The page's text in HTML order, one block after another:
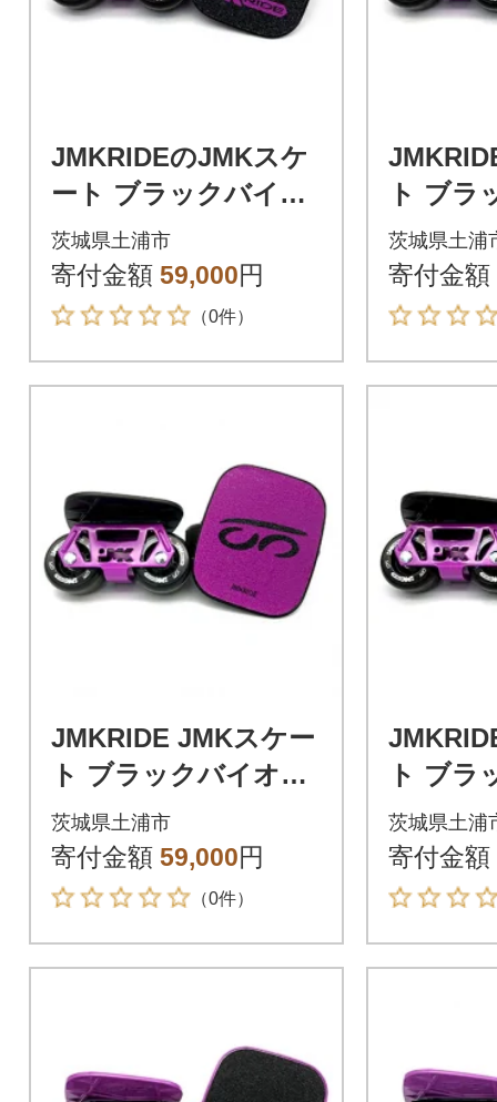
JMKRIDEのJMKスケ
ート ブラックバイオ
レット / ブラック BV.
J - フリースケート
茨城県土浦市
寄付金額 59,000円
（0件）
ト ブラ
ット /
- フリー
茨城県土浦
寄付金額
JMKRIDE JMKスケー
ト ブラックバイオレ
ット / ブラック VB.L
- フリースケート
茨城県土浦市
寄付金額 59,000円
（0件）
ト ブラ
ット /
フリー
茨城県土浦
寄付金額